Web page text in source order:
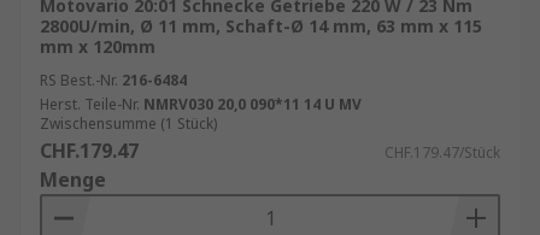
jeweiligen Produktseite.
RS ist der Ansprechpartner für Ihren Einkauf
Ihrer Getriebe mit unseremRS Purchasing
Manager.
Entdecken Sie weitere relevante Produkte für
Ihren Bedarf wie z. B.
Motorstarter
Motovario 20:01 Schnecke Getriebe 220 W / 23 Nm
2800U/min, Ø 11 mm, Schaft-Ø 14 mm, 63 mm x 115
mm x 120mm
RS Best.-Nr. 216-6484
Herst. Teile-Nr. NMRV030 20,0 090*11 14 U MV
Zwischensumme (1 Stück)
CHF.179.47 CHF.179.47/Stück
Menge